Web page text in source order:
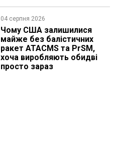
04 серпня 2026
Чому США залишилися
майже без балістичних
ракет ATACMS та PrSM,
хоча виробляють обидві
просто зараз